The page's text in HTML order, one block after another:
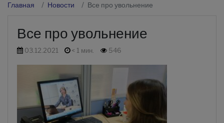
Главная Новости Все про увольнение
Все про увольнение
03.12.2021 < 1 мин. 546